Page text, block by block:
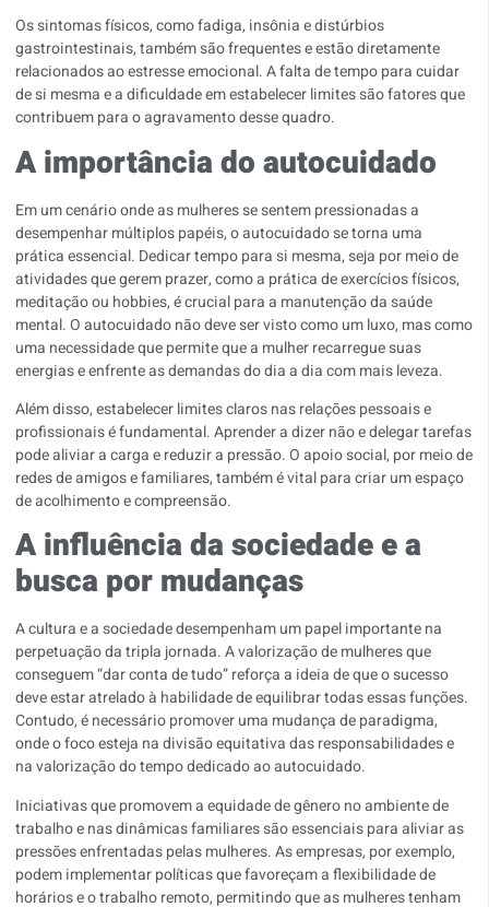
Os sintomas físicos, como fadiga, insônia e distúrbios
gastrointestinais, também são frequentes e estão diretamente
relacionados ao estresse emocional. A falta de tempo para cuidar
de si mesma e a dificuldade em estabelecer limites são fatores que
contribuem para o agravamento desse quadro.
A importância do autocuidado
Em um cenário onde as mulheres se sentem pressionadas a
desempenhar múltiplos papéis, o autocuidado se torna uma
prática essencial. Dedicar tempo para si mesma, seja por meio de
atividades que gerem prazer, como a prática de exercícios físicos,
meditação ou hobbies, é crucial para a manutenção da saúde
mental. O autocuidado não deve ser visto como um luxo, mas como
uma necessidade que permite que a mulher recarregue suas
energias e enfrente as demandas do dia a dia com mais leveza.
Além disso, estabelecer limites claros nas relações pessoais e
profissionais é fundamental. Aprender a dizer não e delegar tarefas
pode aliviar a carga e reduzir a pressão. O apoio social, por meio de
redes de amigos e familiares, também é vital para criar um espaço
de acolhimento e compreensão.
A influência da sociedade e a
busca por mudanças
A cultura e a sociedade desempenham um papel importante na
perpetuação da tripla jornada. A valorização de mulheres que
conseguem “dar conta de tudo” reforça a ideia de que o sucesso
deve estar atrelado à habilidade de equilibrar todas essas funções.
Contudo, é necessário promover uma mudança de paradigma,
onde o foco esteja na divisão equitativa das responsabilidades e
na valorização do tempo dedicado ao autocuidado.
Iniciativas que promovem a equidade de gênero no ambiente de
trabalho e nas dinâmicas familiares são essenciais para aliviar as
pressões enfrentadas pelas mulheres. As empresas, por exemplo,
podem implementar políticas que favoreçam a flexibilidade de
horários e o trabalho remoto, permitindo que as mulheres tenham